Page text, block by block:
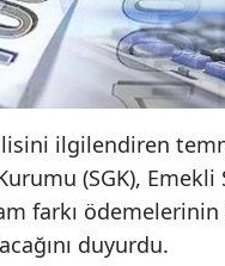
ilgilendiren
(SGK), Emekli
farkı
duyurdu.